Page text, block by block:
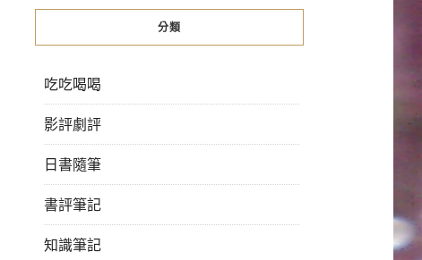
分類
吃吃喝喝
影評劇評
日書隨筆
書評筆記
知識筆記